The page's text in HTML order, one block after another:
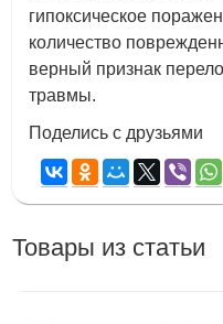
гипоксическое
количество
верный признак
травмы.
Поделись с друзьями
Товары из статьи